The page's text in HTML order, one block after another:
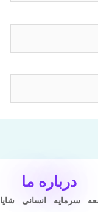
درباره ما
سرمایه انسانی شایا